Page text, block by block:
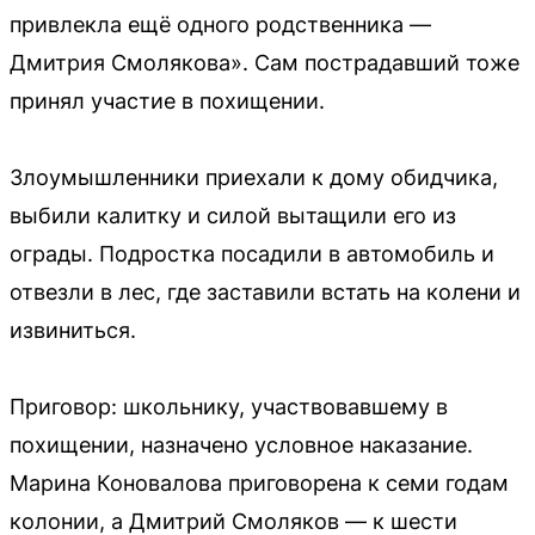
привлекла ещё одного родственника —
Дмитрия Смолякова». Сам пострадавший тоже
принял участие в похищении.
Злоумышленники приехали к дому обидчика,
выбили калитку и силой вытащили его из
ограды. Подростка посадили в автомобиль и
отвезли в лес, где заставили встать на колени и
извиниться.
Приговор: школьнику, участвовавшему в
похищении, назначено условное наказание.
Марина Коновалова приговорена к семи годам
колонии, а Дмитрий Смоляков — к шести